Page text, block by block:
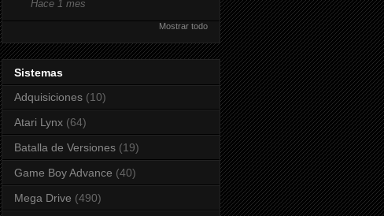
Hace 1 mes
Mostrar todo
Sistemas
Adquisiciones (10)
Atari Lynx (64)
Batalla de Versiones (19)
Game Boy Advance (40)
Mega Drive (490)